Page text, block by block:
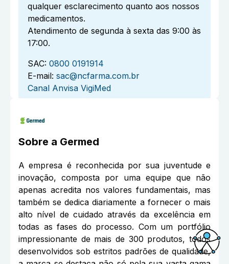
qualquer esclarecimento quanto aos nossos
medicamentos.
Atendimento de segunda à sexta das 9:00 às
17:00.
SAC: 0800 0191914
E-mail: sac@ncfarma.com.br
Canal Anvisa VigiMed
Sobre a Germed
A empresa é reconhecida por sua juventude e
inovação, composta por uma equipe que não
apenas acredita nos valores fundamentais, mas
também se dedica diariamente a fornecer o mais
alto nível de cuidado através da excelência em
todas as fases do processo. Com um portfólio
impressionante de mais de 300 produtos, todos
desenvolvidos sob estritos padrões de qualidade,